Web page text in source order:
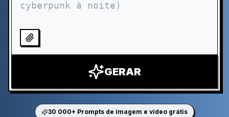
GERAR
30 000+ Prompts de imagem e vídeo grátis